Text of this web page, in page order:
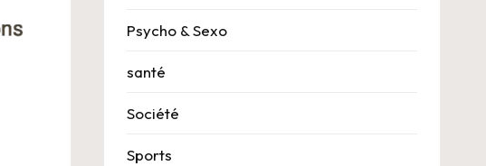
Psycho & Sexo
santé
Société
Sports